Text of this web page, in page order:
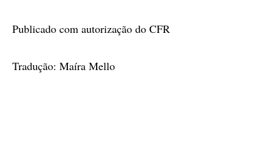
Publicado com autorização do CFR
Tradução: Maíra Mello